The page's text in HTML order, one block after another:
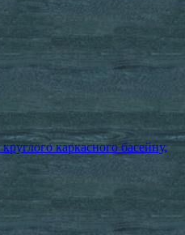
каркасного басейну,